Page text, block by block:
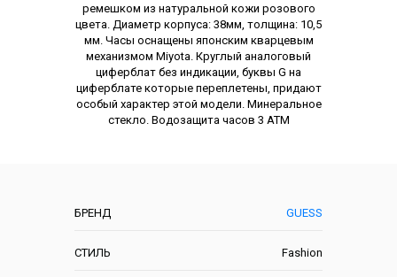
БРЕНД GUESS
СТИЛЬ Fashion
ремешком из натуральной кожи розового
цвета. Диаметр корпуса: 38мм, толщина: 10,5
мм. Часы оснащены японским кварцевым
механизмом Miyota. Круглый аналоговый
циферблат без индикации, буквы G на
циферблате которые переплетены, придают
особый характер этой модели. Минеральное
стекло. Водозащита часов 3 АТМ